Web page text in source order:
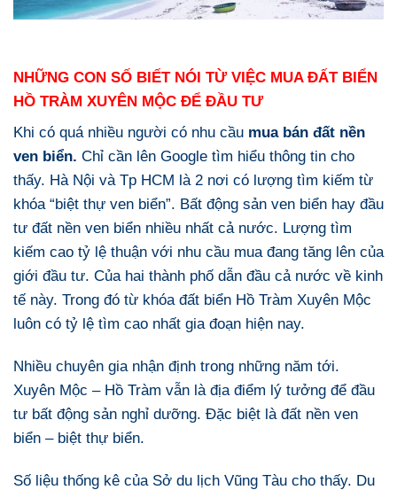
NHỮNG CON SỐ BIẾT NÓI TỪ VIỆC MUA ĐẤT BIỂN
HỒ TRÀM XUYÊN MỘC ĐỂ ĐẦU TƯ
Khi có quá nhiều người có nhu cầu mua bán đất nền
ven biển. Chỉ cần lên Google tìm hiểu thông tin cho
thấy. Hà Nội và Tp HCM là 2 nơi có lượng tìm kiếm từ
khóa “biệt thự ven biển”. Bất động sản ven biển hay đầu
tư đất nền ven biển nhiều nhất cả nước. Lượng tìm
kiếm cao tỷ lệ thuận với nhu cầu mua đang tăng lên của
giới đầu tư. Của hai thành phố dẫn đầu cả nước về kinh
tế này. Trong đó từ khóa đất biển Hồ Tràm Xuyên Mộc
luôn có tỷ lệ tìm cao nhất gia đoạn hiện nay.
Nhiều chuyên gia nhận định trong những năm tới.
Xuyên Mộc – Hồ Tràm vẫn là địa điểm lý tưởng để đầu
tư bất động sản nghỉ dưỡng. Đặc biệt là đất nền ven
biển – biệt thự biển.
Số liệu thống kê của Sở du lịch Vũng Tàu cho thấy. Du